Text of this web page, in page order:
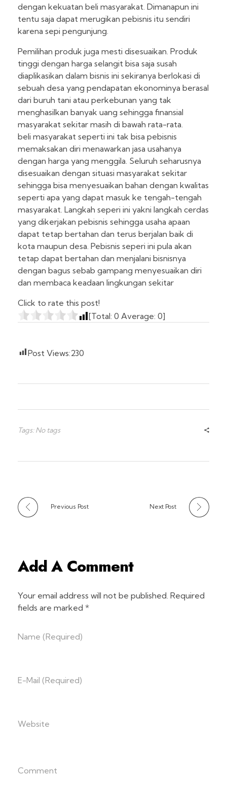
dengan kekuatan beli masyarakat. Dimanapun ini
tentu saja dapat merugikan pebisnis itu sendiri
karena sepi pengunjung.
Pemilihan produk juga mesti disesuaikan. Produk
tinggi dengan harga selangit bisa saja susah
diaplikasikan dalam bisnis ini sekiranya berlokasi di
sebuah desa yang pendapatan ekonominya berasal
dari buruh tani atau perkebunan yang tak
menghasilkan banyak uang sehingga finansial
masyarakat sekitar masih di bawah rata-rata.
beli masyarakat seperti ini tak bisa pebisnis
memaksakan diri menawarkan jasa usahanya
dengan harga yang menggila. Seluruh seharusnya
disesuaikan dengan situasi masyarakat sekitar
sehingga bisa menyesuaikan bahan dengan kwalitas
seperti apa yang dapat masuk ke tengah-tengah
masyarakat. Langkah seperi ini yakni langkah cerdas
yang dikerjakan pebisnis sehingga usaha apaan
dapat tetap bertahan dan terus berjalan baik di
kota maupun desa. Pebisnis seperi ini pula akan
tetap dapat bertahan dan menjalani bisnisnya
dengan bagus sebab gampang menyesuaikan diri
dan membaca keadaan lingkungan sekitar
Click to rate this post!
[Total: 0 Average: 0]
Post Views:230
Tags: No tags
Previous Post Next Post
Add A Comment
Your email address will not be published. Required
fields are marked *
Name (required)
E-Mail (required)
Website
Comment